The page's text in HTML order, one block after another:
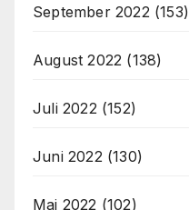
September 2022 (153)
August 2022 (138)
Juli 2022 (152)
Juni 2022 (130)
Mai 2022 (102)